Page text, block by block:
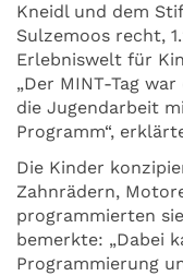
Kneidl und dem
Sulzemoos recht,
Erlebniswelt für
„Der MINT-Tag
die Jugendarbeit
Programm“,
Die Kinder
Zahnrädern,
programmierten
bemerkte: „Dabei
Programmierung